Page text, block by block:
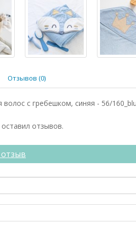
Отзывов (0)
с гребешком, синяя - 56/
отзывов.